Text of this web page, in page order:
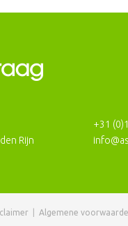
Rijn
+31
Algemene